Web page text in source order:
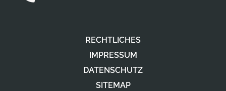
RECHTLICHES
IMPRESSUM
DATENSCHUTZ
SITEMAP